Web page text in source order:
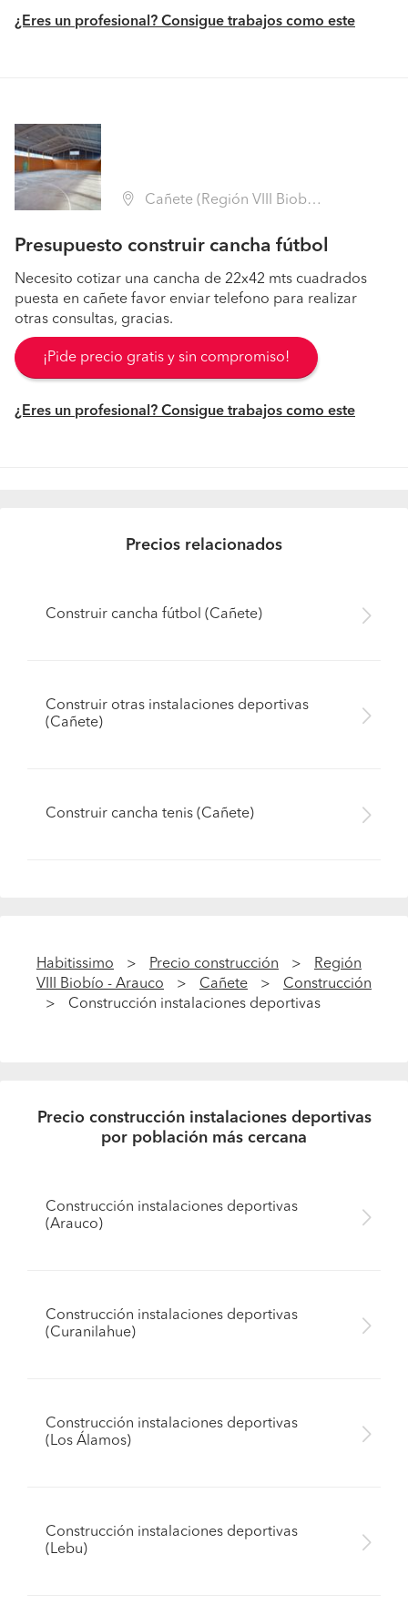
¿Eres un profesional? Consigue trabajos como este
Cañete (Región VIII Biobío - Arauco)
Presupuesto construir cancha fútbol
Necesito cotizar una cancha de 22x42 mts cuadrados
puesta en cañete favor enviar telefono para realizar
otras consultas, gracias.
¡Pide precio gratis y sin compromiso!
¿Eres un profesional? Consigue trabajos como este
Precios relacionados
Construir cancha fútbol (Cañete)
Construir otras instalaciones deportivas
(Cañete)
Construir cancha tenis (Cañete)
Habitissimo Precio construcción
Región
VIII Biobío - Arauco
Cañete
Construcción
Construcción instalaciones deportivas
Precio construcción instalaciones deportivas
por población más cercana
Construcción instalaciones deportivas
(Arauco)
Construcción instalaciones deportivas
(Curanilahue)
Construcción instalaciones deportivas
(Los Álamos)
Construcción instalaciones deportivas
(Lebu)